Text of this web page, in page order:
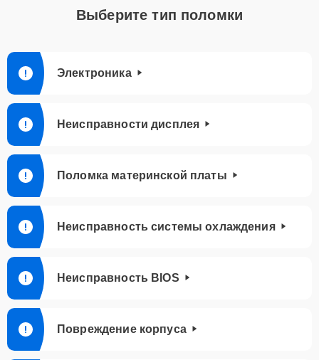
Выберите тип поломки
Электроника
Неисправности дисплея
Поломка материнской платы
Неисправность системы охлаждения
Неисправность BIOS
Повреждение корпуса